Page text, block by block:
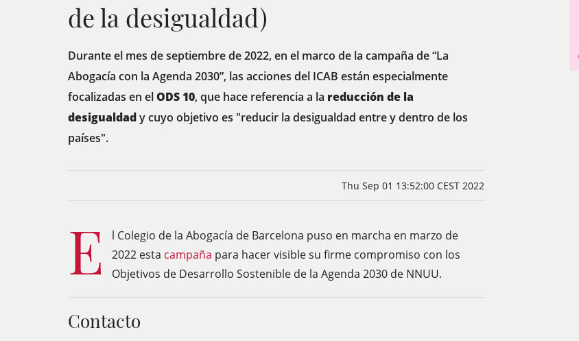
de la desigualdad)
Durante el mes de septiembre de 2022, en el marco de la campaña de “La
Abogacía con la Agenda 2030”, las acciones del ICAB están especialmente
focalizadas en elODS 10, que hace referencia a la reducción de la
desigualdady cuyo objetivo es "reducir la desigualdad entre y dentro de los
países".
Thu Sep 01 13:52:00 CEST 2022
E
l Colegio de la Abogacía de Barcelona puso en marcha en marzo de
2022 esta campaña para hacer visible su firme compromiso con los
Objetivos de Desarrollo Sostenible de la Agenda 2030 de NNUU.
Contacto